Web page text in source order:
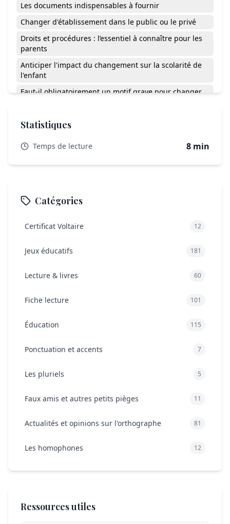
Les documents indispensables à fournir
Changer d'établissement dans le public ou le privé
Droits et procédures : l’essentiel à connaître pour les
parents
Anticiper l'impact du changement sur la scolarité de
l'enfant
Faut-il obligatoirement un motif grave pour changer
Peut-on refuser le transfert de dossier scolaire
d’établissement
Statistiques
Temps de lecture 8 min
Catégories
Certificat Voltaire 12
Jeux éducatifs 181
Lecture & livres 60
Fiche lecture 101
Éducation 115
Ponctuation et accents 7
Les pluriels 5
Faux amis et autres petits pièges 11
Actualités et opinions sur l'orthographe 81
Les homophones 12
Ressources utiles